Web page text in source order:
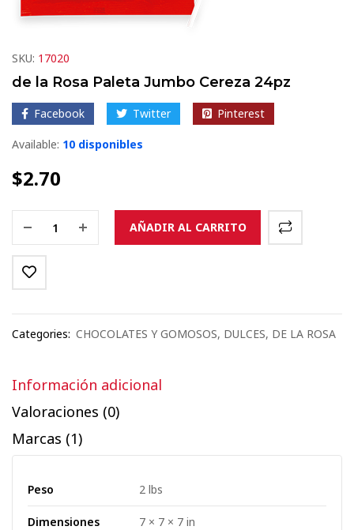
SKU: 17020
de la Rosa Paleta Jumbo Cereza 24pz
Facebook Twitter Pinterest
Available: 10 disponibles
$2.70
AÑADIR AL CARRITO
Categories: CHOCOLATES Y GOMOSOS, DULCES, DE LA ROSA
Información adicional
Valoraciones (0)
Marcas (1)
Peso 2 lbs
Dimensiones 7 × 7 × 7 in